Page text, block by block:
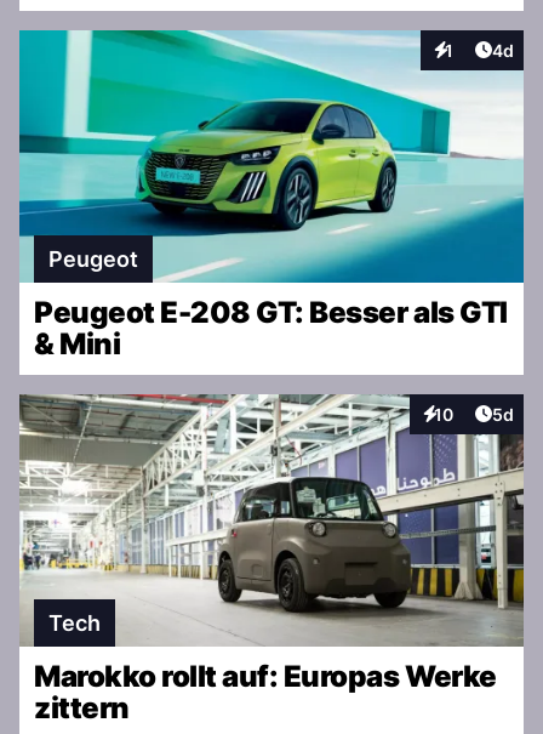
1
Interaktionen
4d
Peugeot
Peugeot E-208 GT: Besser als GTI
& Mini
10
Interaktionen
5d
Tech
Marokko rollt auf: Europas Werke
zittern